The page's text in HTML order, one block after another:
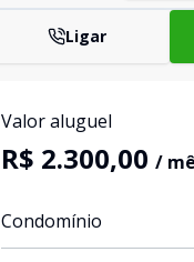
Ligar
Valor aluguel
R$ 2.300,00 /
Condomínio